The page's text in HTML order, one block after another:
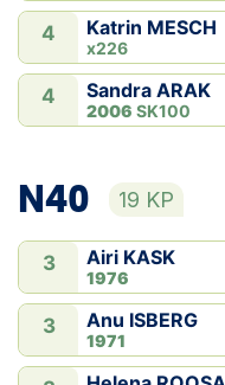
4 Katrin MESCH
x226
4 Sandra ARAK
2006 SK100
N40 19 KP
3 Airi KASK
1976
3 Anu ISBERG
1971